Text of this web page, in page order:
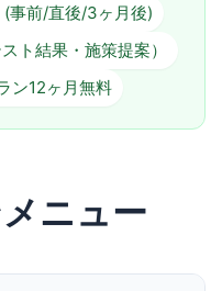
事前/直後/3ヶ月後)
ト結果・施策提案）
ン12ヶ月無料
ニュー